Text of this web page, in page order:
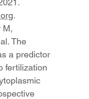
.
M,
The
a predictor
fertilization